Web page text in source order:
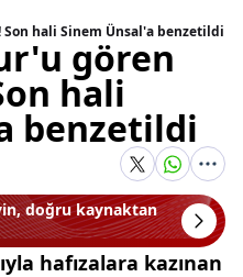
hali Sinem Ünsal'a benzetildi
gören
hali
benzetildi
doğru kaynaktan
hafızalara kazınan